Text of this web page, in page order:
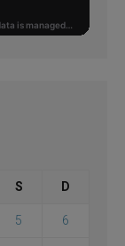
S D
5 6